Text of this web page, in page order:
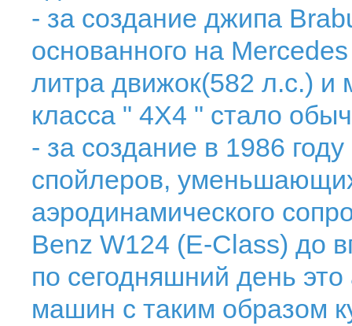
- за создание джипа
основанного на
литра движок(582 л.с.) и
класса " 4Х4 " стало
- за создание в 1986
спойлеров,
аэродинамического
Benz W124 (E-Class) до
по сегодняшний день
машин с таким образом